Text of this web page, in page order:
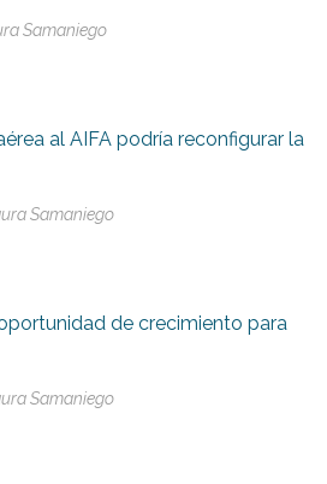
Samaniego
al AIFA podría reconfigurar la
Samaniego
de crecimiento para
Samaniego